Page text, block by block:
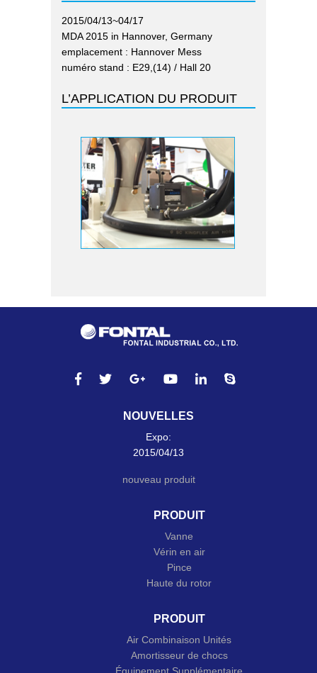
2015/04/13~04/17
MDA 2015 in Hannover, Germany
emplacement : Hannover Mess
numéro stand : E29,(14) / Hall 20
L’APPLICATION DU PRODUIT
NOUVELLES
Expo:
2015/04/13
nouveau produit
PRODUIT
Vanne
Vérin en air
Pince
Haute du rotor
PRODUIT
Air Combinaison Unités
Amortisseur de chocs